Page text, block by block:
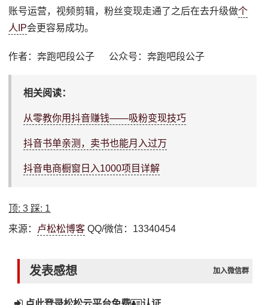
账号运营，视频剪辑，粉丝变现走通了之后在去升级做个
人IP会更容易成功。
作者：奔跑吧段公子 公众号：奔跑吧段公子
相关阅读：
从零教你用抖音赚钱——吸粉变现技巧
抖音书单亲测，卖书也能月入过万
抖音电商橱窗日入1000项目详解
顶:3 踩: 1
来源： 卢松松博客 QQ/微信：13340454
发表感想 加入微信群